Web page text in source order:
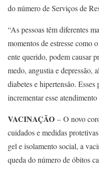
do número de Serviços de
“As pessoas têm diferentes
momentos de estresse como
ente querido, podem causar
medo, angustia e depressão,
diabetes e hipertensão.
incrementar esse
VACINAÇÃO – O novo
cuidados e medidas
gel e isolamento social, a
queda do número de óbitos